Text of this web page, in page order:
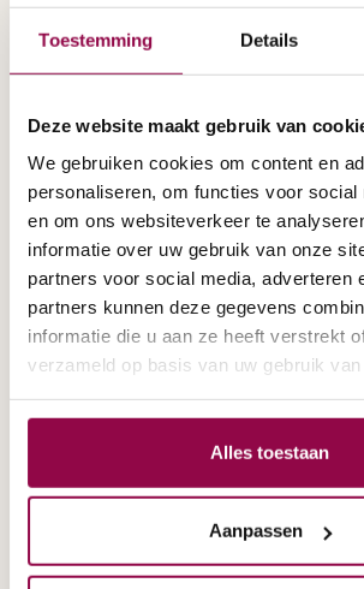
Toestemming Details
Deze website maakt gebruik van
We gebruiken cookies om content en
personaliseren, om functies voor social
en om ons websiteverkeer te
informatie over uw gebruik van onze
partners voor social media, adverteren
partners kunnen deze gegevens
informatie die u aan ze heeft verstrekt
verzameld op basis van uw gebruik
Alles toestaan
Aanpassen
snel contact op om een passend
jouw gratis proefrit in te